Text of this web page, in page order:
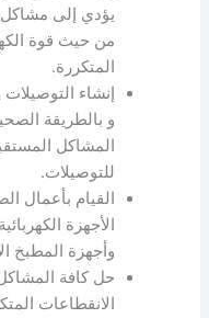
يؤدي إلى مشاكل
من حيث قوة
المتكررة.
إنشاء التوصيلات
و بالطريقة
المشاكل
للتوصيلات.
القيام بأعمال
الأجهزة
وأجهزة المطبخ
حل كافة
الانقطاعات